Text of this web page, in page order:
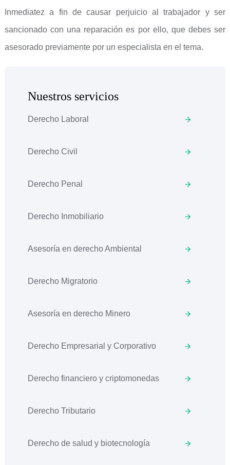
Inmediatez a fin de causar perjuicio al trabajador y ser
sancionado con una reparación es por ello, que debes ser
asesorado previamente por un especialista en el tema.
Nuestros servicios
Derecho Laboral
Derecho Civil
Derecho Penal
Derecho Inmobiliario
Asesoría en derecho Ambiental
Derecho Migratorio
Asesoría en derecho Minero
Derecho Empresarial y Corporativo
Derecho financiero y criptomonedas
Derecho Tributario
Derecho de salud y biotecnología